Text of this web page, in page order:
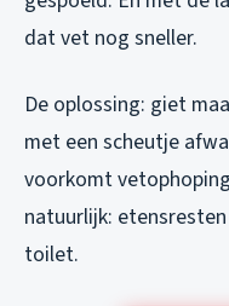
dat vet nog sneller.
De oplossing: giet
met een scheutje
voorkomt
natuurlijk:
toilet.